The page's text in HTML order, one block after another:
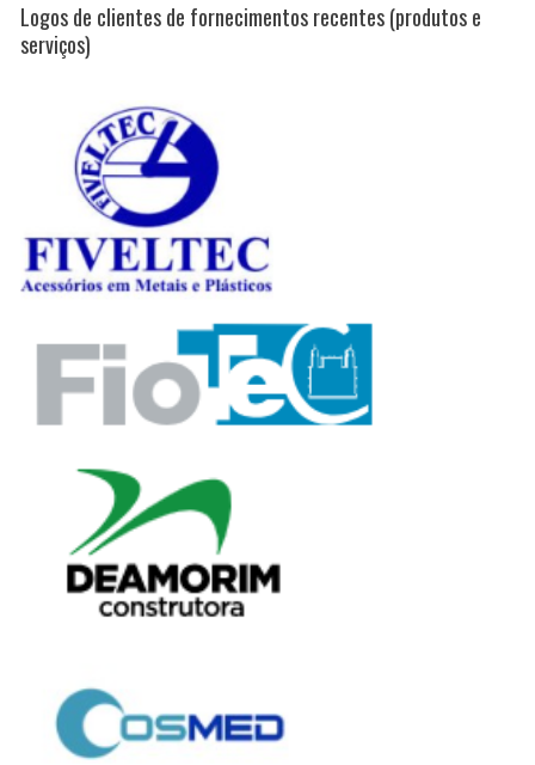
Logos de clientes de fornecimentos recentes (produtos e
serviços)